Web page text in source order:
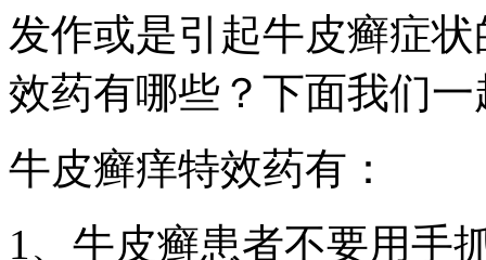
发作或是引起牛皮癣症
效药有哪些？下面我们
牛皮癣痒特效药有：
1、牛皮癣患者不要用手